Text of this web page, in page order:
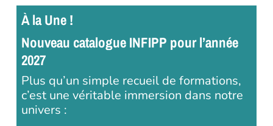
À la Une !
Nouveau catalogue INFIPP pour l’année
2027
Plus qu’un simple recueil de formations,
c’est une véritable immersion dans notre
univers :